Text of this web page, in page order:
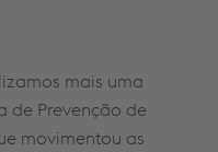
mais uma
de Prevenção de
movimentou as